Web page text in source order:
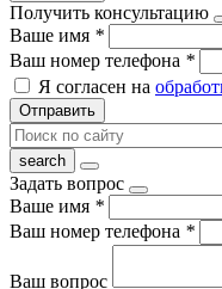
Получить консультацию
Ваше имя *
Ваш номер телефона *
Я согласен на
Отправить
Задать вопрос
Ваше имя *
Ваш номер телефона *
Ваш вопрос